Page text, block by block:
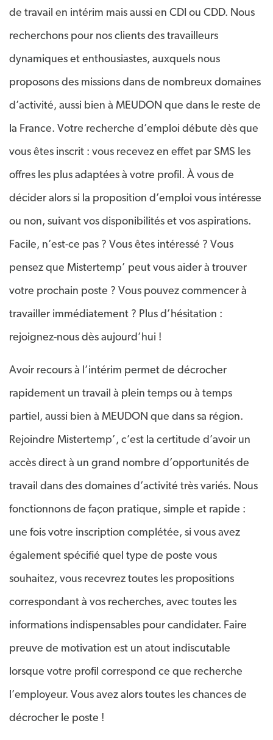
de travail en intérim mais aussi en CDI ou CDD. Nous
recherchons pour nos clients des travailleurs
dynamiques et enthousiastes, auxquels nous
proposons des missions dans de nombreux domaines
d’activité, aussi bien à MEUDON que dans le reste de
la France. Votre recherche d’emploi débute dès que
vous êtes inscrit : vous recevez en effet par SMS les
offres les plus adaptées à votre profil. À vous de
décider alors si la proposition d’emploi vous intéresse
ou non, suivant vos disponibilités et vos aspirations.
Facile, n’est-ce pas ? Vous êtes intéressé ? Vous
pensez que Mistertemp’ peut vous aider à trouver
votre prochain poste ? Vous pouvez commencer à
travailler immédiatement ? Plus d’hésitation :
rejoignez-nous dès aujourd’hui !
Avoir recours à l’intérim permet de décrocher
rapidement un travail à plein temps ou à temps
partiel, aussi bien à MEUDON que dans sa région.
Rejoindre Mistertemp’, c’est la certitude d’avoir un
accès direct à un grand nombre d’opportunités de
travail dans des domaines d’activité très variés. Nous
fonctionnons de façon pratique, simple et rapide :
une fois votre inscription complétée, si vous avez
également spécifié quel type de poste vous
souhaitez, vous recevrez toutes les propositions
correspondant à vos recherches, avec toutes les
informations indispensables pour candidater. Faire
preuve de motivation est un atout indiscutable
lorsque votre profil correspond ce que recherche
l’employeur. Vous avez alors toutes les chances de
décrocher le poste !